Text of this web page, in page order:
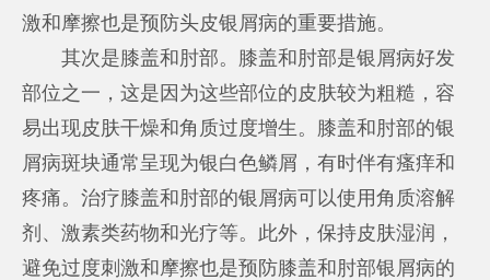
激和摩擦也是预防头皮银屑病的重要措施。
其次是膝盖和肘部。膝盖和肘部是银屑病好发
部位之一，这是因为这些部位的皮肤较为粗糙，容
易出现皮肤干燥和角质过度增生。膝盖和肘部的银
屑病斑块通常呈现为银白色鳞屑，有时伴有瘙痒和
疼痛。治疗膝盖和肘部的银屑病可以使用角质溶解
剂、激素类药物和光疗等。此外，保持皮肤湿润，
避免过度刺激和摩擦也是预防膝盖和肘部银屑病的